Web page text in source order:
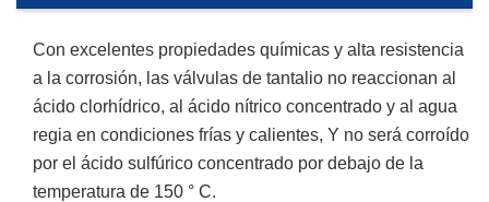
Con excelentes propiedades químicas y alta resistencia
a la corrosión, las válvulas de tantalio no reaccionan al
ácido clorhídrico, al ácido nítrico concentrado y al agua
regia en condiciones frías y calientes, Y no será corroído
por el ácido sulfúrico concentrado por debajo de la
temperatura de 150 ° C.